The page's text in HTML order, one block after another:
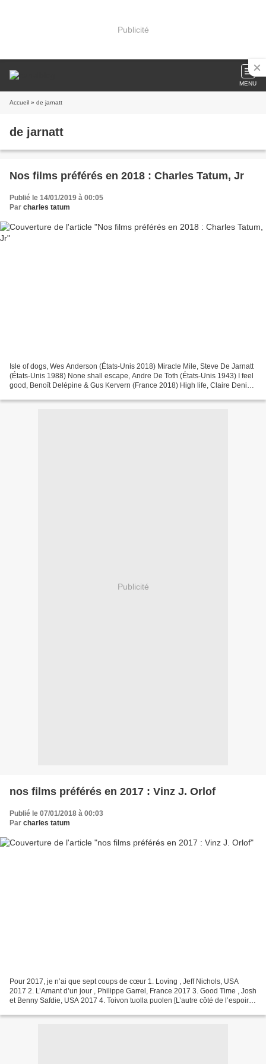
Publicité
MENU
Accueil » de jarnatt
de jarnatt
Nos films préférés en 2018 : Charles Tatum, Jr
Publié le 14/01/2019 à 00:05
Par charles tatum
Isle of dogs, Wes Anderson (États-Unis 2018) Miracle Mile, Steve De Jarnatt
(États-Unis 1988) None shall escape, Andre De Toth (États-Unis 1943) I feel
good, Benoît Delépine & Gus Kervern (France 2018) High life, Claire Denis
Publicité
nos films préférés en 2017 : Vinz J. Orlof
Publié le 07/01/2018 à 00:03
Par charles tatum
Pour 2017, je n’ai que sept coups de cœur 1. Loving , Jeff Nichols, USA
2017 2. L’Amant d’un jour , Philippe Garrel, France 2017 3. Good Time , Josh
et Benny Safdie, USA 2017 4. Toivon tuolla puolen [L’autre côté de l’espoir],